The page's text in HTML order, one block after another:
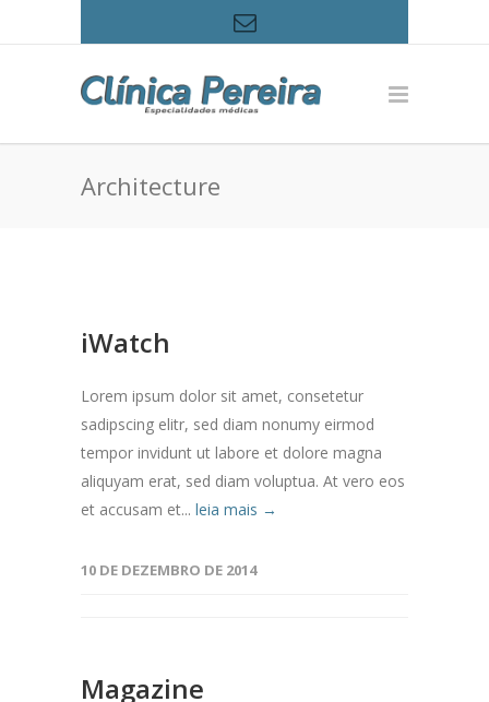
Architecture
iWatch
Lorem ipsum dolor sit amet, consetetur
sadipscing elitr, sed diam nonumy eirmod
tempor invidunt ut labore et dolore magna
aliquyam erat, sed diam voluptua. At vero eos
et accusam et... leia mais →
10 DE DEZEMBRO DE 2014
Magazine